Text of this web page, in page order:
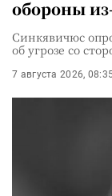
обороны
Синкявичюс
об угрозе со
7 августа 2026,